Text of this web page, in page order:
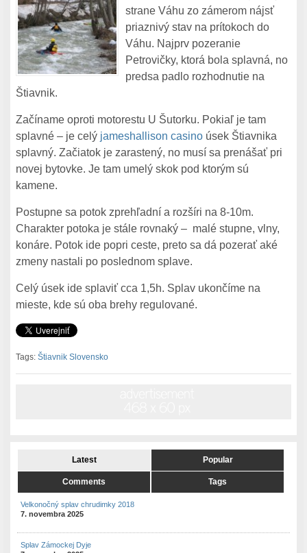
strane Váhu zo zámerom nájsť
priaznivý stav na prítokoch do
Váhu. Najprv pozeranie
Petrovičky, ktorá bola splavná, no
predsa padlo rozhodnutie na
Štiavnik.
Začíname oproti motorestu U Šutorku. Pokiaľ je tam
splavné – je celý jameshallison casino úsek Štiavnika
splavný. Začiatok je zarastený, no musí sa prenášať pri
novej bytovke. Je tam umelý skok pod ktorým sú
kamene.
Postupne sa potok zprehľadní a rozšíri na 8-10m.
Charakter potoka je stále rovnaký – malé stupne, vlny,
konáre. Potok ide popri ceste, preto sa dá pozerať aké
zmeny nastali po poslednom splave.
Celý úsek ide splaviť cca 1,5h. Splav ukončíme na
mieste, kde sú oba brehy regulované.
Tags:Štiavnik Slovensko
Latest Popular
Comments Tags
Velkonočný splav chrudimky 2018
7. novembra 2025
Splav Zámockej Dyje